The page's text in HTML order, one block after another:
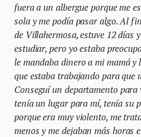
fuera a un albergue porque me
sola y me podía pasar algo. Al
de Villahermosa, estuve 12 días
estudiar, pero yo estaba
le mandaba dinero a mi mamá y
que estaba trabajando para que
Conseguí un departamento
tenía un lugar para mí, tenía su
porque era muy violento, me
menos y me dejaban más horas